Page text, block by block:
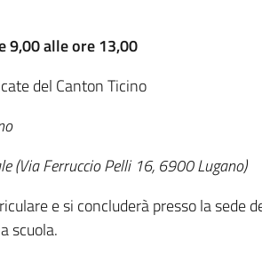
9,00 alle ore 13,00
del Canton Ticino
(Via Ferruccio Pelli 16, 6900 Lugano)
e si concluderà presso la sede
scuola.